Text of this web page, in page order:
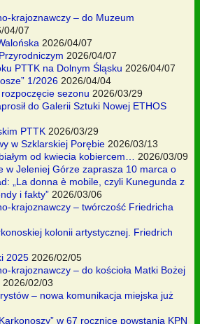
krajoznawczy – do Muzeum
04/07
2026/04/07
2026/04/07
PTTK na Dolnym Śląsku 2026/04/07
1/2026 2026/04/04
sezonu 2026/03/29
do Galerii Sztuki Nowej ETHOS
PTTK 2026/03/29
w Szklarskiej Porębie 2026/03/13
od kwiecia kobiercem…
2026/03/09
w Jeleniej Górze zaprasza 10 marca o
„La donna è mobile, czyli Kunegunda z
i fakty” 2026/03/06
krajoznawczy – twórczość Friedricha
kolonii artystycznej. Friedrich
2025 2026/02/05
krajoznawczy – do kościoła Matki Bożej
2026/02/03
– nowa komunikacja miejska już
w 67 rocznicę powstania KPN